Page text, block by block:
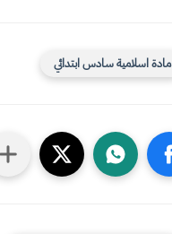
مادة اسلامية سادس ابتدائي